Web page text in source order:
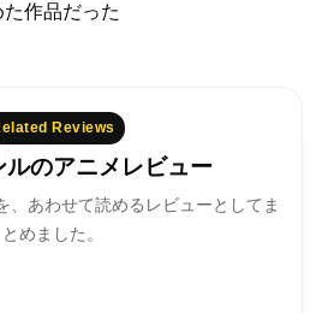
た作品だった
Reviews
ルのアニメレビュー
、あわせて読めるレビューとしてま
とめました。